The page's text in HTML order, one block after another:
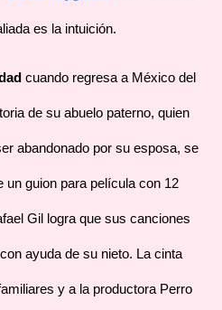
es la intuición.
cuando regresa a México del
de su abuelo paterno, quien
abandonado por su esposa, se
un guion para película con 12
Gil logra que sus canciones
ayuda de su nieto. La cinta
y a la productora Perro